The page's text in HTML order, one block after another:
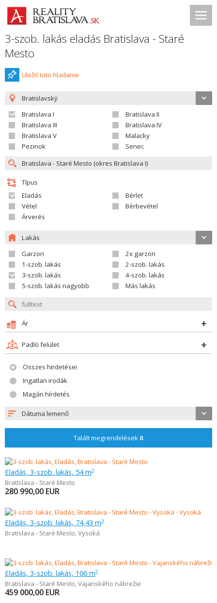
3-szob. lakás eladás Bratislava - Staré
Mesto
Uložiť toto hladanie
Bratislavský
Bratislava I
Bratislava II
Bratislava III
Bratislava IV
Bratislava V
Malacky
Pezinok
Senec
Típus
Eladás
Bérlet
Vétel
Bérbevétel
Árverés
Lakás
Garzon
2x garzon
1-szob. lakás
2-szob. lakás
3-szob. lakás
4-szob. lakás
5-szob. lakás nagyobb
Más lakás
Ár
Padló felület
Összes hirdetései
Ingatlan irodák
Magán hírdetés
Dátuma lemenő
Talált megrendelések 8
Eladás, 3-szob. lakás, 54 m2
Bratislava - Staré Mesto
280 990,00 EUR
Eladás, 3-szob. lakás, 74,43 m2
Bratislava - Staré Mesto,Vysoká
Eladás, 3-szob. lakás, 106 m2
Bratislava - Staré Mesto,Vajanského nábrežie
459 000,00 EUR